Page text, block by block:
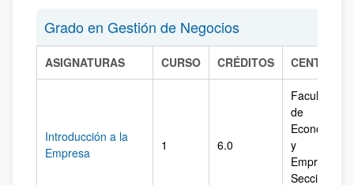
Grado en Gestión de Negocios
ASIGNATURAS CURSO CRÉDITOS CENTRO
Introducción a la
Empresa
1 6.0
Facultad
de
Economía
y
Empresa.
Sección